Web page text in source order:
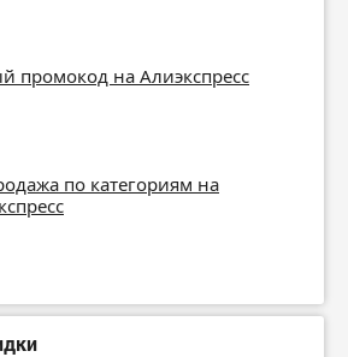
промокод на Алиэкспресс
по категориям на